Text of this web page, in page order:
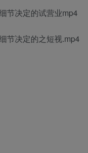
节决定的试营业mp4
节决定的之短视.mp4